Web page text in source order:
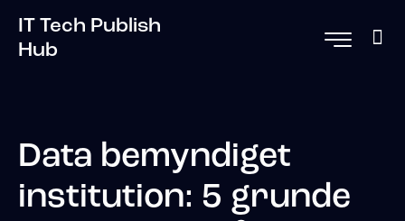
IT Tech Publish
Hub
Data bemyndiget
institution: 5 grunde